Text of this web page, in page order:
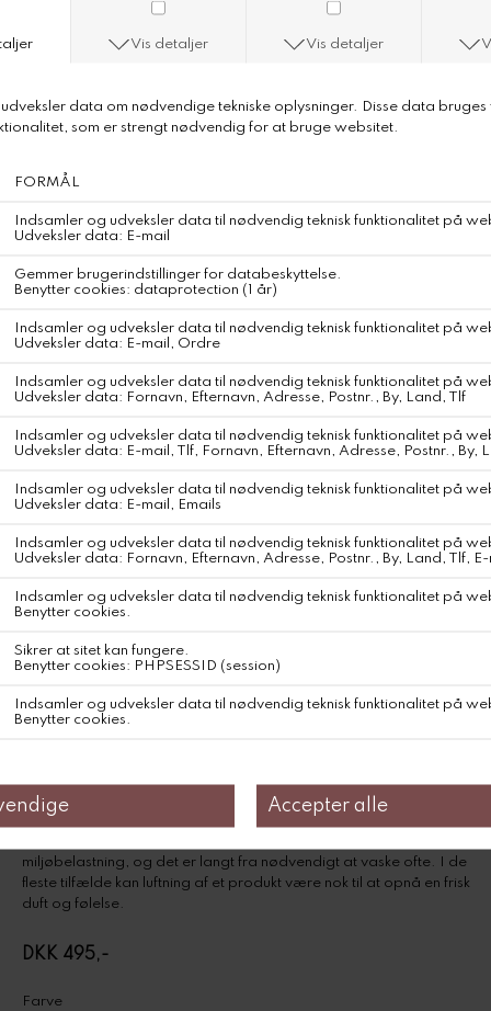
Aiayu Messhu Long Sleeve
Aiayu Messhu Long Sleeve
Pure Ecru
En klassisk langærmet bluse fremstillet i pointelle-inspireret mesh
jersey, der giver et delikat og detaljeret udtryk. Blusen har en
ærmerne. Den tætsiddende pasform skaber en elegant og feminin
silhuet.
100% GOTS-certificeret økologisk bomuld – Europa
Maskinvask, 30-40 grader. Brug miljøvenligt vaskemiddel uden
miljøbelastning, og det er langt fra nødvendigt at vaske ofte. I de
fleste tilfælde kan luftning af et produkt være nok til at opnå en frisk
duft og følelse.
DKK 495,-
Farve